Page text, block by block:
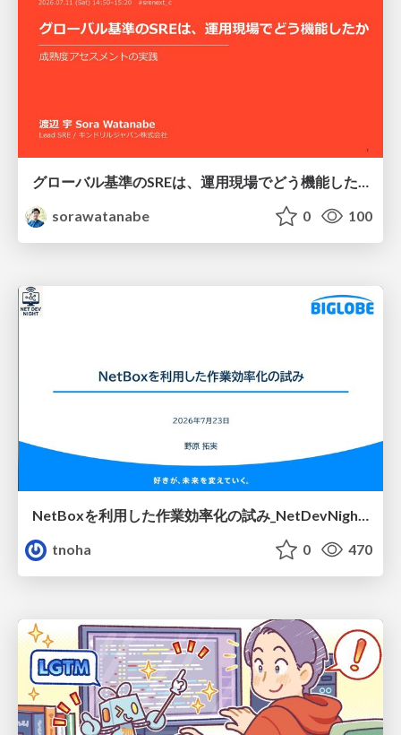
グローバル基準のSREは、運用現場でどう機能したか：成熟度アセスメントの実践 ／ SRE NEXT 2026
sorawatanabe
0 100
NetBoxを利用した作業効率化の試み_NetDevNight4
tnoha
0 470